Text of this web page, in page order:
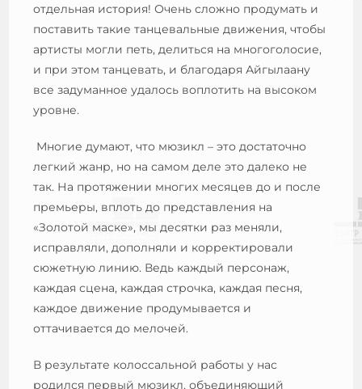
отдельная история! Очень сложно продумать и
поставить такие танцевальные движения, чтобы
артисты могли петь, делиться на многоголосие,
и при этом танцевать, и благодаря Айгылаану
все задуманное удалось воплотить на высоком
уровне.
Многие думают, что мюзикл – это достаточно
легкий жанр, но на самом деле это далеко не
так. На протяжении многих месяцев до и после
премьеры, вплоть до представления на
«Золотой маске», мы десятки раз меняли,
исправляли, дополняли и корректировали
сюжетную линию. Ведь каждый персонаж,
каждая сцена, каждая строчка, каждая песня,
каждое движение продумывается и
оттачивается до мелочей.
В результате колоссальной работы у нас
родился первый мюзикл, объединяющий